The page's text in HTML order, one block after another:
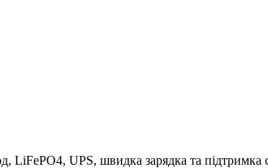
LiFePO4, UPS, швидка зарядка та підтримка